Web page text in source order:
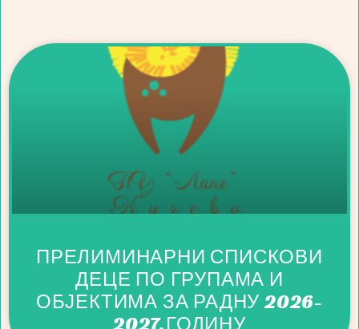
ПРЕЛИМИНАРНИ СПИСКОВИ
ДЕЦЕ ПО ГРУПАМА И
ОБЈЕКТИМА ЗА РАДНУ 2026-
2027.ГОДИНУ